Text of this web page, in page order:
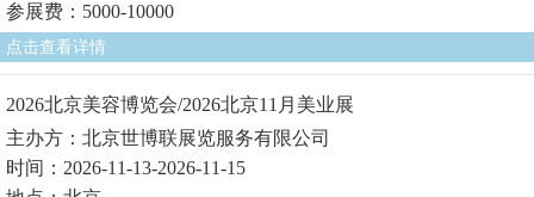
参展费：5000-10000
点击查看详情
2026北京美容博览会/2026北京11月美业展
主办方：北京世博联展览服务有限公司
时间：2026-11-13-2026-11-15